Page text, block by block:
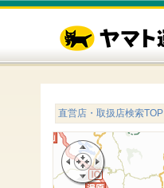
直営店・取扱店検索TOP